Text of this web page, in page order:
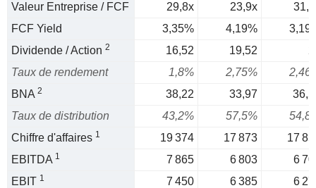
Valeur Entreprise / FCF 29,8x 23,9x
FCF Yield
3,35% 4,19%
Dividende / Action 2 16,52 19,52
Taux de rendement
1,8% 2,75%
BNA 2 38,22 33,97
Taux de distribution
43,2% 57,5%
Chiffre d'affaires 1 19 374 17 873
17
EBITDA 1 7 865 6 803
6
EBIT 1 7 450 6 385
6